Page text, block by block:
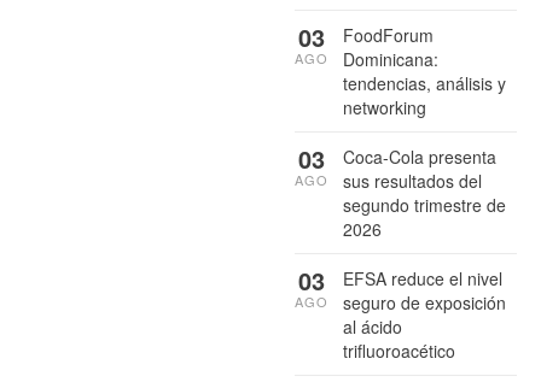
FoodForum
Dominicana:
tendencias, análisis y
networking
03
AGO
Coca-Cola presenta
sus resultados del
segundo trimestre de
2026
03
AGO
EFSA reduce el nivel
seguro de exposición
al ácido
trifluoroacético
03
AGO